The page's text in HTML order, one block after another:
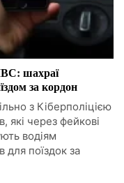
шахраї
за кордон
з Кіберполіцією
які через фейкові
водіям
для поїздок за